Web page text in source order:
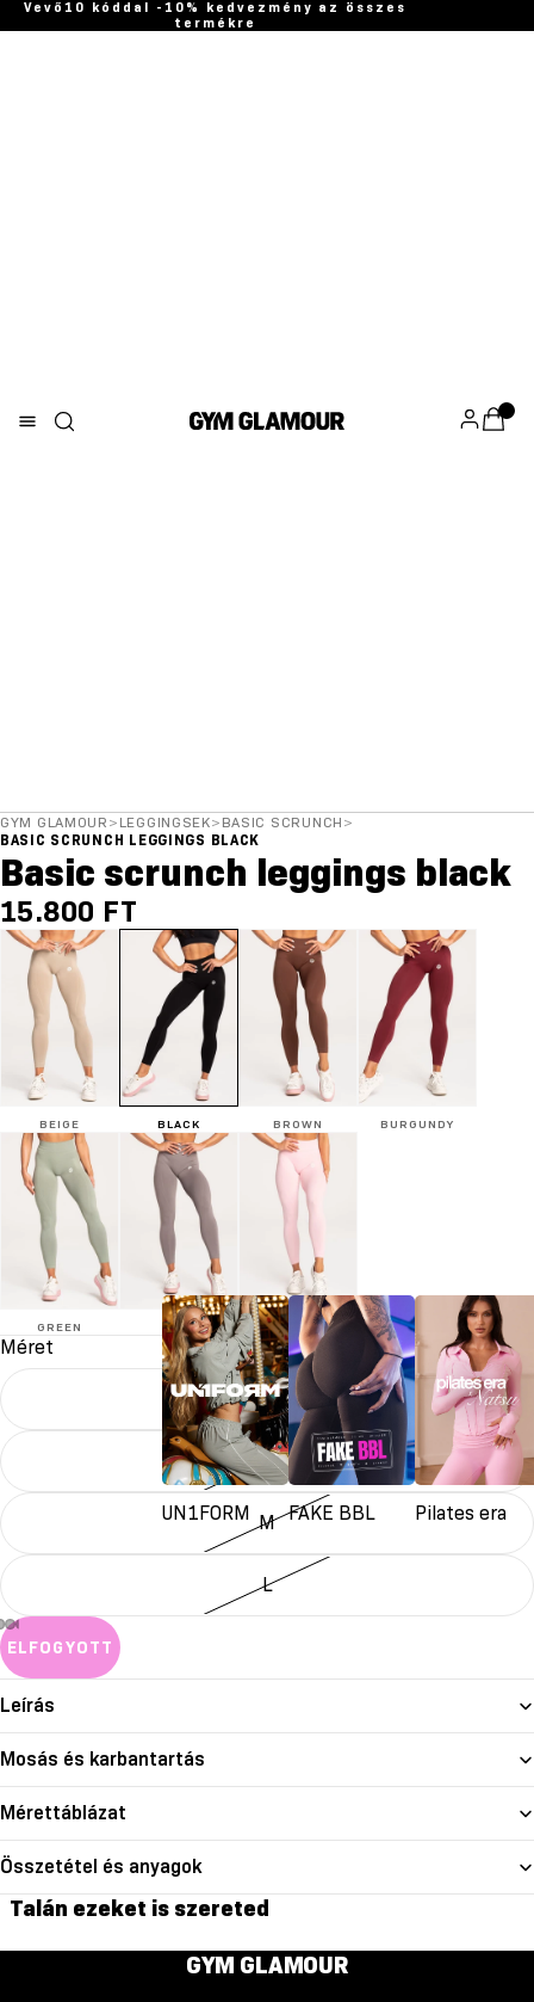
Vevő10 kóddal -10% kedvezmény az összes
termékre
UN1FORM FAKE BBL Pilates era
GYM GLAMOUR > LEGGINGSEK> BASIC SCRUNCH >
BASIC SCRUNCH LEGGINGS BLACK
Basic scrunch leggings black
15.800 FT
BEIGE BLACK BROWN BURGUNDY
GREEN GREY PINK
Méret
XS
S
M
L
ELFOGYOTT
Leírás
Mosás és karbantartás
Mérettáblázat
Összetétel és anyagok
Talán ezeket is szereted
GYM GLAMOUR